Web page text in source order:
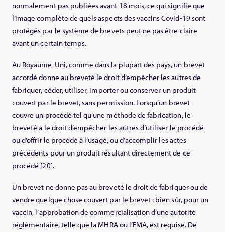
normalement pas publiées avant 18 mois, ce qui signifie que
l’image complète de quels aspects des vaccins Covid-19 sont
protégés par le système de brevets peut ne pas être claire
avant un certain temps.
Au Royaume-Uni, comme dans la plupart des pays, un brevet
accordé donne au breveté le droit d’empêcher les autres de
fabriquer, céder, utiliser, importer ou conserver un produit
couvert par le brevet, sans permission. Lorsqu’un brevet
couvre un procédé tel qu’une méthode de fabrication, le
breveté a le droit d’empêcher les autres d’utiliser le procédé
ou d’offrir le procédé à l’usage, ou d’accomplir les actes
précédents pour un produit résultant directement de ce
procédé [20].
Un brevet ne donne pas au breveté le droit de fabriquer ou de
vendre quelque chose couvert par le brevet : bien sûr, pour un
vaccin, l’approbation de commercialisation d’une autorité
réglementaire, telle que la MHRA ou l’EMA, est requise. De